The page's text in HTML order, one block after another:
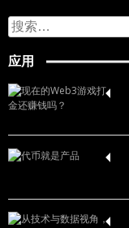
搜
索：
应用